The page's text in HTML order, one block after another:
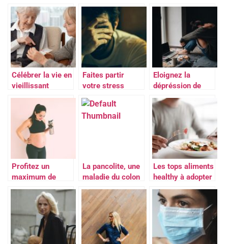
Célébrer la vie en
vieillissant
Faites partir
votre stress
Eloignez la
dépréssion de
votre vie
Profitez un
maximum de
votre grossesse
La pancolite, une
maladie du colon
Les tops aliments
healthy à adopter